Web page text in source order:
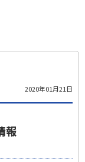
2020年01月21日
報